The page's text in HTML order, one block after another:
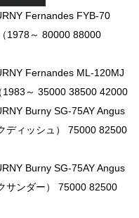
Fernandes FYB-70
1978～ 80000 88000
Fernandes ML-120MJ
～ 35000 38500 42000
Burny SG-75AY Angus
ィッシュ） 75000 82500
Burny SG-75AY Angus
ンダー） 75000 82500